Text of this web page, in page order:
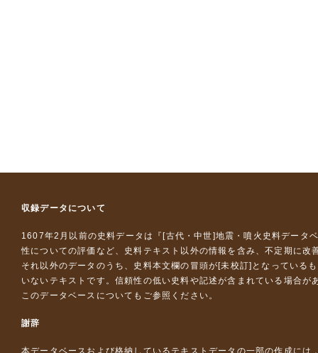
収録データについて
1607年2月以前の史料データは『 [古代・中世]地震・噴火史料データ
性についての評価など、史料テキスト以外の情報を含み、不定期に改
それ以外のデータのうち、史料本文欄の冒頭が[未校訂]となっている
いないテキストです。信頼性の低い史料や記述が含まれている場合が
このデータベースについて もご参照ください。
謝辞
本データベースおよび格納しているテキストデータの一部の作成には